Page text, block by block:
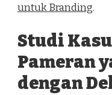
untuk Branding.
Studi
Pameran
dengan